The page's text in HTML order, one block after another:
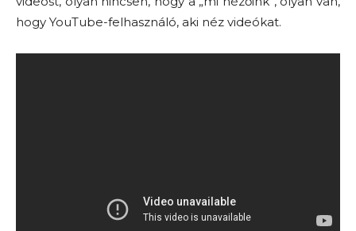
hogy YouTube-felhasználó, aki néz videókat.